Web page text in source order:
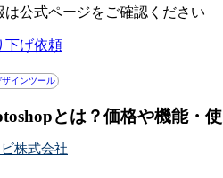
公式ページをご確認ください
下げ依頼
ザインツール
とは？価格や機能・
株式会社